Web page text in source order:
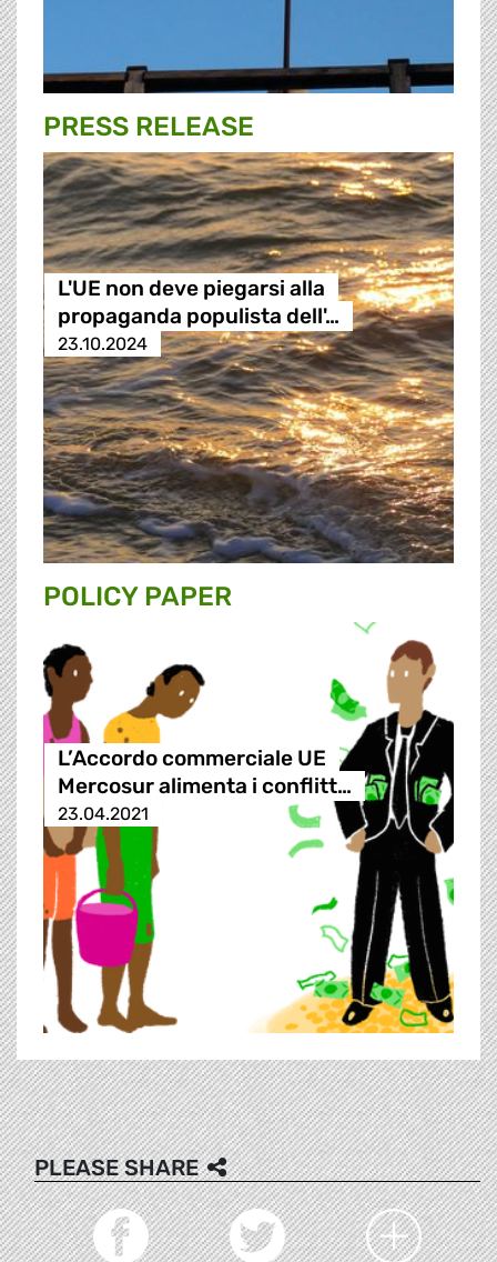
PRESS RELEASE
L'UE non deve piegarsi alla
propaganda populista dell'…
23.10.2024
POLICY PAPER
L’Accordo commerciale UE
Mercosur alimenta i conflitt…
23.04.2021
PLEASE SHARE